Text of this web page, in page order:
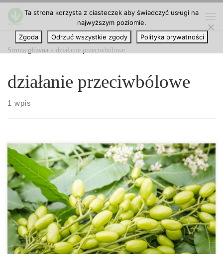
Przejdź do treści
Strona główna » działanie przeciwbólowe
działanie przeciwbólowe
1 wpis
Jeśli kiedykolwiek wędrowałeś wśród wiecznie zielonych drzew,
prawdopodobnie napotkałeś jeden z rzadszych terpenów
występujących w konopiach indyjskich: kamfen. Jest on mniej
znany niż pinen czy mircen, ale kamfen jest jednym z najbardziej
rozpowszechnionych terpenów występujących w przyrodzie.
Kamfen jest naturalnie występującym terpenem znajdującym się w
drzewach iglastych, gałce muszkatołowej, olejku […]
Ta strona korzysta z ciasteczek aby świadczyć usługi na
najwyższym poziomie.
Zgoda
Odrzuć wszystkie zgody Polityka prywatności